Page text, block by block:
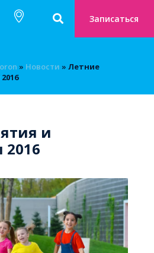
Записаться
» Новости »Летние
и